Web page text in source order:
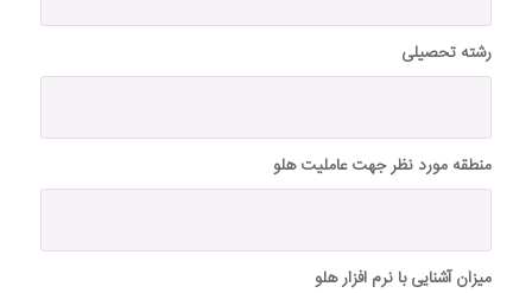
رشته تحصیلی
منطقه مورد نظر جهت عاملیت هلو
میزان آشنایی با نرم افزار هلو